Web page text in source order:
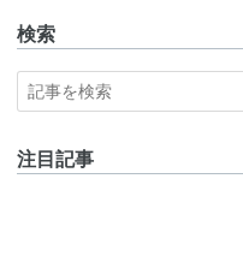
検索
注目記事